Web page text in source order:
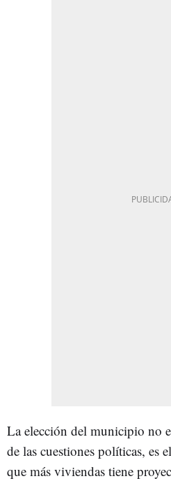
La elección del municipio no
de las cuestiones políticas, es
que más viviendas tiene